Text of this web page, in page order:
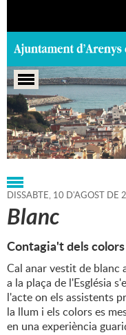
Portada > Regidories >
DISSABTE, 10 D'AGOST DE
Blanc
Contagia't dels
Cal anar vestit de blanc
a la plaça de l'Església
l'acte on els assistents
la llum i els colors es
en una experiència